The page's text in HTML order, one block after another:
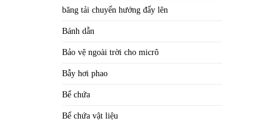
băng tải chuyển hướng đẩy lên
Bánh dẫn
Bảo vệ ngoài trời cho micrô
Bẫy hơi phao
Bể chứa
Bể chứa vật liệu